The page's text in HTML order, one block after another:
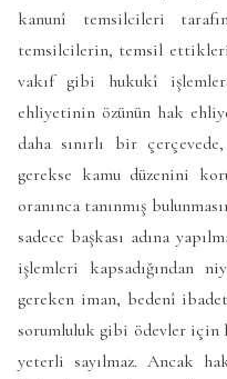
kanunî temsilcileri
temsilcilerin, temsil ettikleri
vakıf gibi hukukî
ehliyetinin özünün hak
daha sınırlı bir
gerekse kamu düzenini
oranınca tanınmış
sadece başkası adına
işlemleri kapsadığından
gereken iman, bedenî
sorumluluk gibi ödevler için
yeterli sayılmaz. Ancak